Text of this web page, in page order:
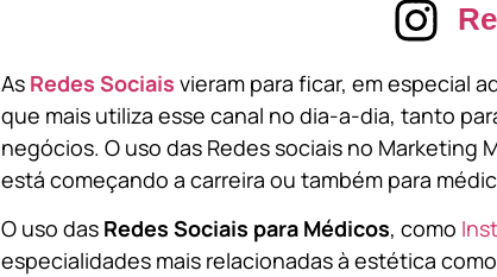
As Redes Sociais vieram para ficar, em especial
que mais utiliza esse canal no dia-a-dia, tanto
negócios. O uso das Redes sociais no
está começando a carreira ou também para
O uso das Redes Sociais para Médicos, como
especialidades mais relacionadas à estética